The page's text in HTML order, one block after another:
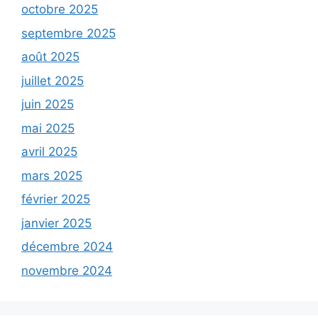
octobre 2025
septembre 2025
août 2025
juillet 2025
juin 2025
mai 2025
avril 2025
mars 2025
février 2025
janvier 2025
décembre 2024
novembre 2024